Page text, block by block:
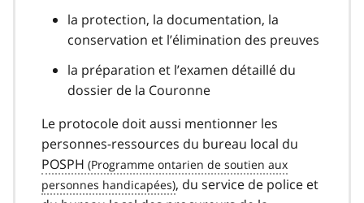
la protection, la documentation, la
conservation et l’élimination des preuves
la préparation et l’examen détaillé du
dossier de la Couronne
Le protocole doit aussi mentionner les
personnes-ressources du bureau local du
POSPH
, du service de police et